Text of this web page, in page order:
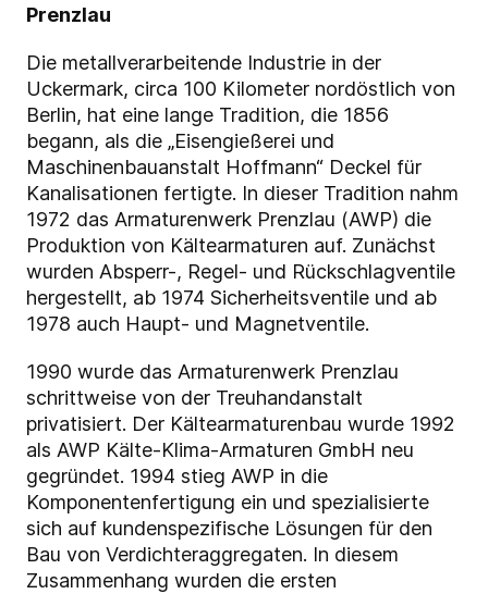
Prenzlau
Die metallverarbeitende Industrie in der
Uckermark, circa 100 Kilometer nordöstlich von
Berlin, hat eine lange Tradition, die 1856
begann, als die „Eisengießerei und
Maschinenbauanstalt Hoffmann“ Deckel für
Kanalisationen fertigte. In dieser Tradition nahm
1972 das Armaturenwerk Prenzlau (AWP) die
Produktion von Kältearmaturen auf. Zunächst
wurden Absperr-, Regel- und Rückschlagventile
hergestellt, ab 1974 Sicherheitsventile und ab
1978 auch Haupt- und Magnetventile.
1990 wurde das Armaturenwerk Prenzlau
schrittweise von der Treuhandanstalt
privatisiert. Der Kältearmaturenbau wurde 1992
als AWP Kälte-Klima-Armaturen GmbH neu
gegründet. 1994 stieg AWP in die
Komponentenfertigung ein und spezialisierte
sich auf kundenspezifische Lösungen für den
Bau von Verdichteraggregaten. In diesem
Zusammenhang wurden die ersten